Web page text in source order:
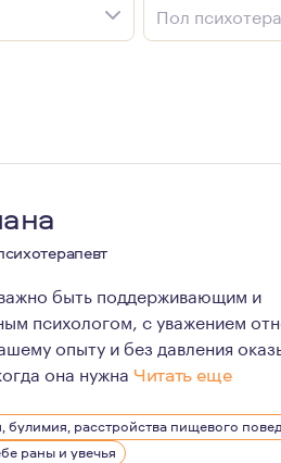
Пол
быть поддерживающим и
психологом, с уважением
опыту и без давления
она нужна Читать еще
опыт терапии показал мне,
булимия, расстройства пищевого
раны и увечья